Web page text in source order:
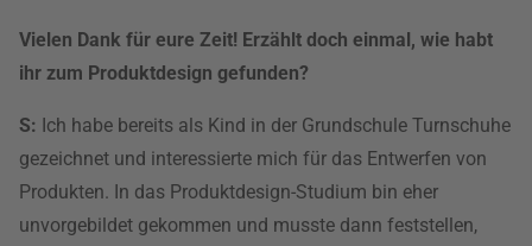
Vielen Dank für eure Zeit! Erzählt doch einmal, wie habt
ihr zum Produktdesign gefunden?
S: Ich habe bereits als Kind in der Grundschule Turnschuhe
gezeichnet und interessierte mich für das Entwerfen von
Produkten. In das Produktdesign-Studium bin eher
unvorgebildet gekommen und musste dann feststellen,